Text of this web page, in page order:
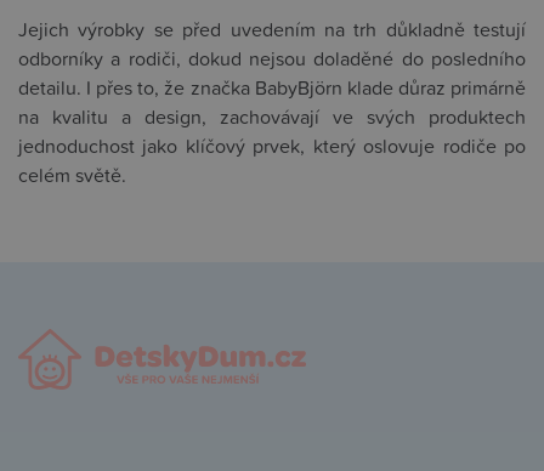
Jejich výrobky se před uvedením na trh důkladně testují
odborníky a rodiči, dokud nejsou doladěné do posledního
detailu. I přes to, že značka BabyBjörn klade důraz primárně
na kvalitu a design, zachovávají ve svých produktech
jednoduchost jako klíčový prvek, který oslovuje rodiče po
celém světě.